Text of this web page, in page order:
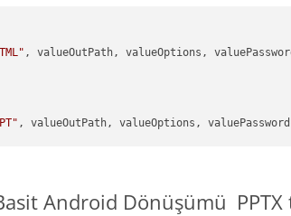
, valueOutPath, valueOptions,
Basit Android Dönüşümü